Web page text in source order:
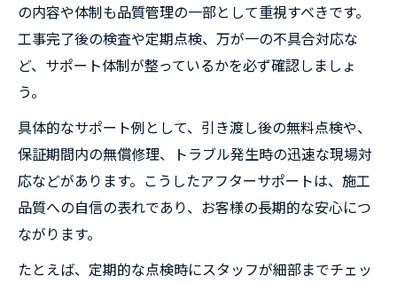
の内容や体制も品質管理の一部として重視すべきです。
工事完了後の検査や定期点検、万が一の不具合対応な
ど、サポート体制が整っているかを必ず確認しましょ
う。
具体的なサポート例として、引き渡し後の無料点検や、
保証期間内の無償修理、トラブル発生時の迅速な現場対
応などがあります。こうしたアフターサポートは、施工
品質への自信の表れであり、お客様の長期的な安心につ
ながります。
たとえば、定期的な点検時にスタッフが細部までチェッ